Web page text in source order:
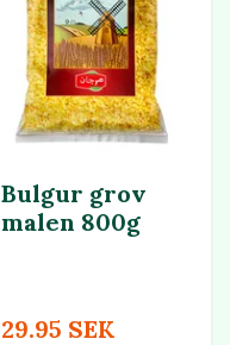
Bulgur grov
malen 800g
29.95 SEK